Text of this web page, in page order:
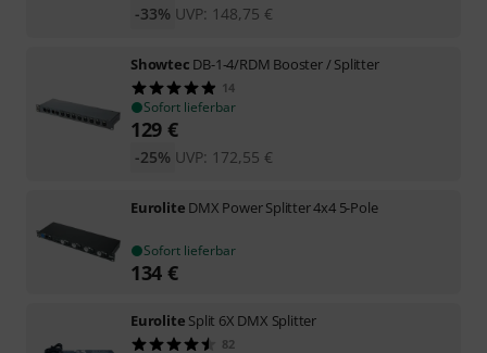
UVP: 148,75 €
-33%
Showtec DB-1-4/RDM Booster / Splitter
14
Sofort lieferbar
129 €
UVP: 172,55 €
-25%
Eurolite DMX Power Splitter 4x4 5-Pole
Sofort lieferbar
134 €
Eurolite Split 6X DMX Splitter
82